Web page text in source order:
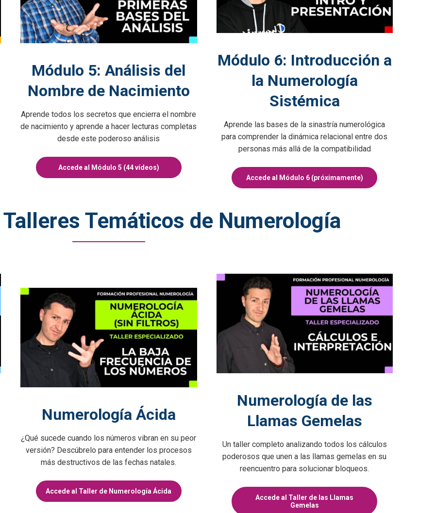
Módulo 5: Análisis del
Nombre de Nacimiento
Aprende todos los secretos que encierra el nombre
de nacimiento y aprende a hacer lecturas completas
desde este poderoso análisis
Accede al Módulo 5 (44 vídeos)
Módulo 6: Introducción a
la Numerología
Sistémica
Aprende las bases de la sinastría numerológica
para comprender la dinámica relacional entre dos
personas más allá de la compatibilidad
Accede al Módulo 6 (próximamente)
Temáticos de Numerología
Numerología Ácida
¿Qué sucede cuando los números vibran en su peor
versión? Descúbrelo para entender los procesos
más destructivos de las fechas natales.
Accede al Taller de Numerología Ácida
Numerología de las
Llamas Gemelas
Un taller completo analizando todos los cálculos
poderosos que unen a las llamas gemelas en su
reencuentro para solucionar bloqueos.
Accede al Taller de las Llamas
Gemelas